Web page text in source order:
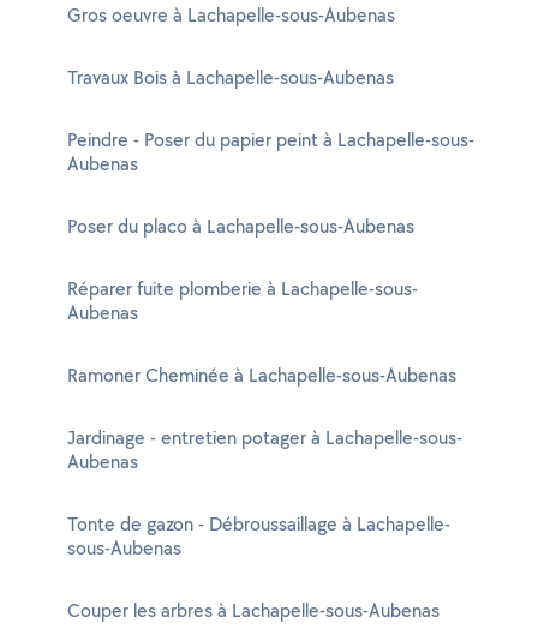
Gros oeuvre à Lachapelle-sous-Aubenas
Travaux Bois à Lachapelle-sous-Aubenas
Peindre - Poser du papier peint à Lachapelle-sous-
Aubenas
Poser du placo à Lachapelle-sous-Aubenas
Réparer fuite plomberie à Lachapelle-sous-
Aubenas
Ramoner Cheminée à Lachapelle-sous-Aubenas
Jardinage - entretien potager à Lachapelle-sous-
Aubenas
Tonte de gazon - Débroussaillage à Lachapelle-
sous-Aubenas
Couper les arbres à Lachapelle-sous-Aubenas